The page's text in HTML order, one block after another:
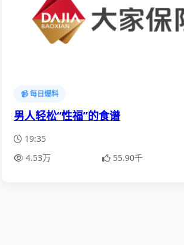
📹 每日爆料
男人轻松“性福”的食谱
19:35
4.53万
55.90千